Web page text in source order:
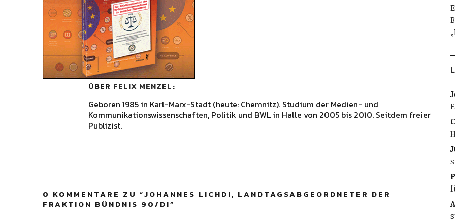
ÜBER FELIX MENZEL
Geboren 1985 in Karl-Marx-Stadt (heute: Chemnitz). Studium der Medien- und
Kommunikationswissenschaften, Politik und BWL in Halle von 2005 bis 2010. Seitdem freier
Publizist.
0 KOMMENTARE ZU “JOHANNES LICHDI, LANDTAGSABGEORDNETER DER
FRAKTION BÜNDNIS 90/DI”